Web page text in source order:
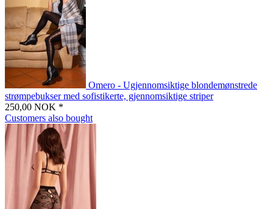
Omero - Ugjennomsiktige blondemønstrede
strømpebukser med sofistikerte, gjennomsiktige striper
250,00 NOK *
Customers also bought